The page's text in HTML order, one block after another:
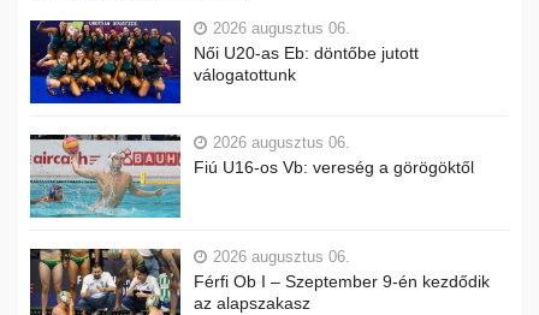
2026 augusztus 06.
Női U20-as Eb: döntőbe jutott
válogatottunk
2026 augusztus 06.
Fiú U16-os Vb: vereség a görögöktől
2026 augusztus 06.
Férfi Ob I – Szeptember 9-én kezdődik
az alapszakasz